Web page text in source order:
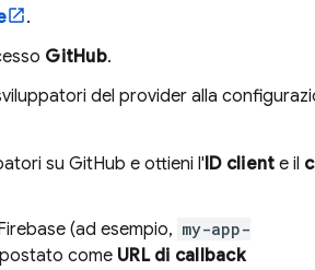
.
GitHub.
del provider alla
su GitHub e ottieni l'ID client e il
(ad esempio, my-app-
come URL di callback